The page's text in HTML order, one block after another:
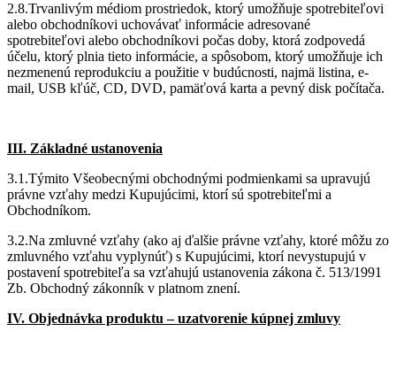
2.8.Trvanlivým médiom prostriedok, ktorý umožňuje spotrebiteľovi
alebo obchodníkovi uchovávať informácie adresované
spotrebiteľovi alebo obchodníkovi počas doby, ktorá zodpovedá
účelu, ktorý plnia tieto informácie, a spôsobom, ktorý umožňuje ich
nezmenenú reprodukciu a použitie v budúcnosti, najmä listina, e-
mail, USB kľúč, CD, DVD, pamäťová karta a pevný disk počítača.
III. Základné ustanovenia
3.1.Týmito Všeobecnými obchodnými podmienkami sa upravujú
právne vzťahy medzi Kupujúcimi, ktorí sú spotrebiteľmi a
Obchodníkom.
3.2.Na zmluvné vzťahy (ako aj ďalšie právne vzťahy, ktoré môžu zo
zmluvného vzťahu vyplynúť) s Kupujúcimi, ktorí nevystupujú v
postavení spotrebiteľa sa vzťahujú ustanovenia zákona č. 513/1991
Zb. Obchodný zákonník v platnom znení.
IV. Objednávka produktu – uzatvorenie kúpnej zmluvy